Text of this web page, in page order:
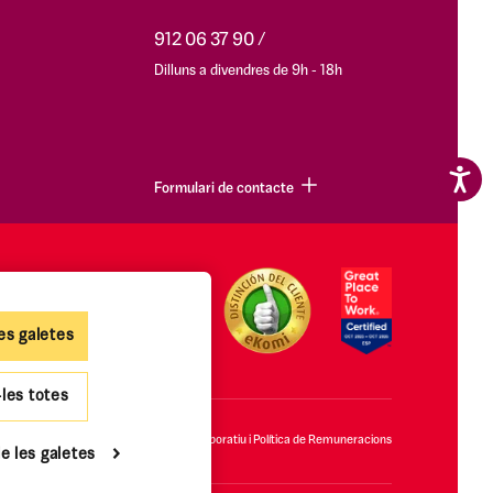
912 06 37 90
Dilluns a divendres de 9h - 18h
Formulari de contacte
Govern Corporatiu i Política de Remuneracions
galetes
les totes
les galetes